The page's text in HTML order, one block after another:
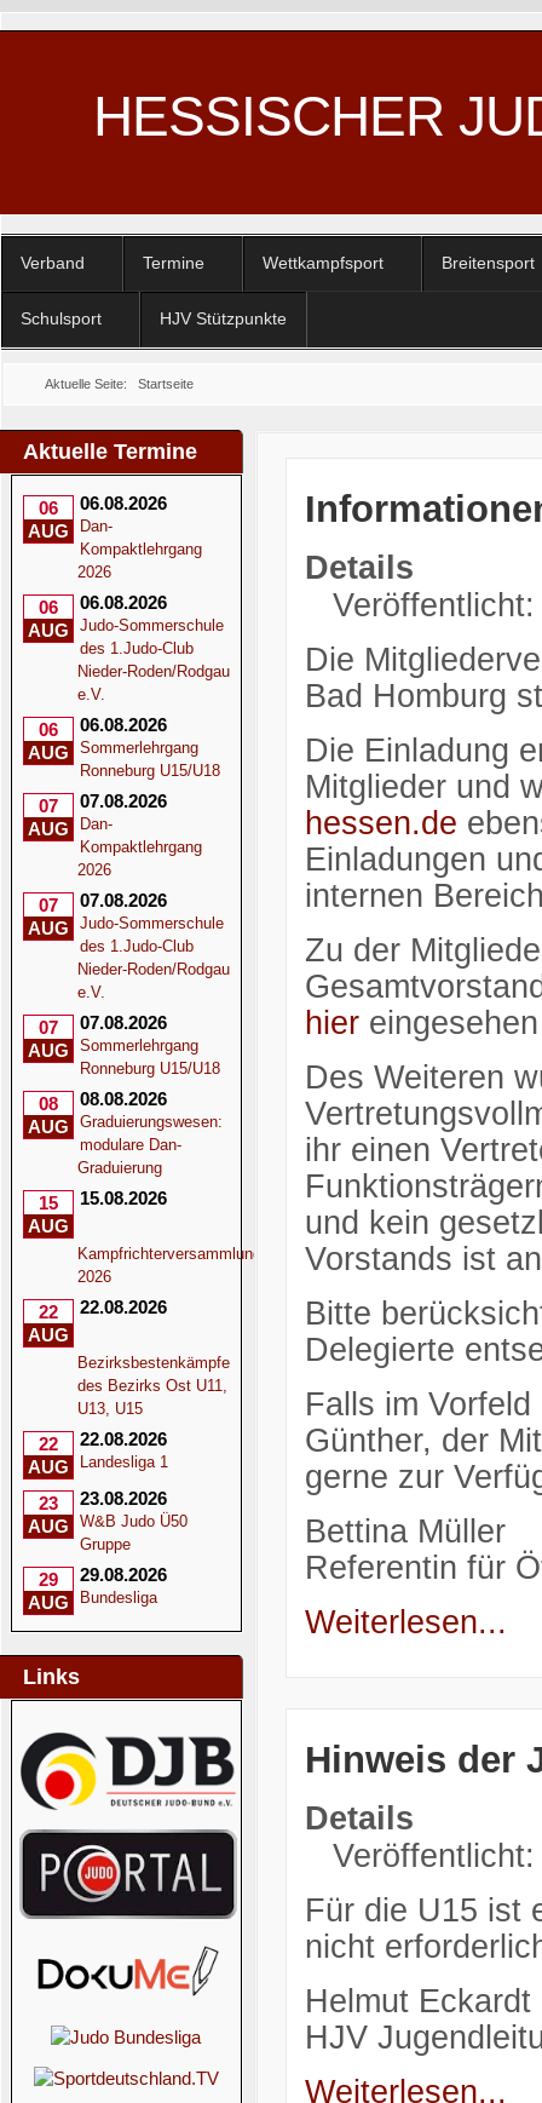
HESSISCHER
Verband Termine Wettkampfsport Breitensport
Schulsport HJV Stützpunkte
Aktuelle Seite: Startseite
Aktuelle Termine
06
AUG
06.08.2026
Dan-
Kompaktlehrgang
2026
06
AUG
06.08.2026
Judo-Sommerschule
des 1.Judo-Club
Nieder-Roden/Rodgau
e.V.
06
AUG
06.08.2026
Sommerlehrgang
Ronneburg U15/U18
07
AUG
07.08.2026
Dan-
Kompaktlehrgang
2026
07
AUG
07.08.2026
Judo-Sommerschule
des 1.Judo-Club
Nieder-Roden/Rodgau
e.V.
07
AUG
07.08.2026
Sommerlehrgang
Ronneburg U15/U18
08
AUG
08.08.2026
Graduierungswesen:
modulare Dan-
Graduierung
15
AUG
15.08.2026
Kampfrichterversammlung
2026
22
AUG
22.08.2026
Bezirksbestenkämpfe
des Bezirks Ost U11,
U13, U15
22
AUG
22.08.2026
Landesliga 1
23
AUG
23.08.2026
W&B Judo Ü50
Gruppe
29
AUG
29.08.2026
Bundesliga
Links
Details
Die
Bad Homburg
Die Einladung
Mitglieder und
hessen.de
Einladungen
internen
Zu der
hier
Des Weiteren
ihr einen
und kein
Vorstands ist
Bitte
Delegierte
Falls im
Günther, der
gerne zur
Bettina Müller
Referentin für
Weiterlesen...
Hinweis der
Details
Für die U15 ist
nicht
Helmut Eckardt
HJV
Weiterlesen...